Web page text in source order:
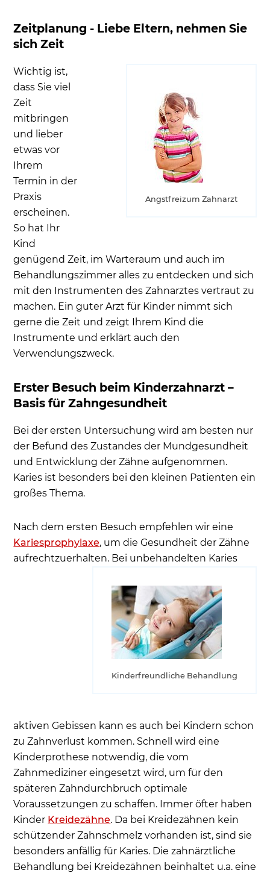
Zeitplanung - Liebe Eltern, nehmen Sie
sich Zeit
Angstfreizum Zahnarzt
Wichtig ist,
dass Sie viel
Zeit
mitbringen
und lieber
etwas vor
Ihrem
Termin in der
Praxis
erscheinen.
So hat Ihr
Kind
genügend Zeit, im Warteraum und auch im
Behandlungszimmer alles zu entdecken und sich
mit den Instrumenten des Zahnarztes vertraut zu
machen. Ein guter Arzt für Kinder nimmt sich
gerne die Zeit und zeigt Ihrem Kind die
Instrumente und erklärt auch den
Verwendungszweck.
Erster Besuch beim Kinderzahnarzt –
Basis für Zahngesundheit
Bei der ersten Untersuchung wird am besten nur
der Befund des Zustandes der Mundgesundheit
und Entwicklung der Zähne aufgenommen.
Karies ist besonders bei den kleinen Patienten ein
großes Thema.
Nach dem ersten Besuch empfehlen wir eine
Kariesprophylaxe, um die Gesundheit der Zähne
aufrechtzuerhalten.
Kinderfreundliche Behandlung
Bei unbehandelten Karies
aktiven Gebissen kann es auch bei Kindern schon
zu Zahnverlust kommen. Schnell wird eine
Kinderprothese notwendig, die vom
Zahnmediziner eingesetzt wird, um für den
späteren Zahndurchbruch optimale
Voraussetzungen zu schaffen. Immer öfter haben
Kinder Kreidezähne. Da bei Kreidezähnen kein
schützender Zahnschmelz vorhanden ist, sind sie
besonders anfällig für Karies. Die zahnärztliche
Behandlung bei Kreidezähnen beinhaltet u.a. eine